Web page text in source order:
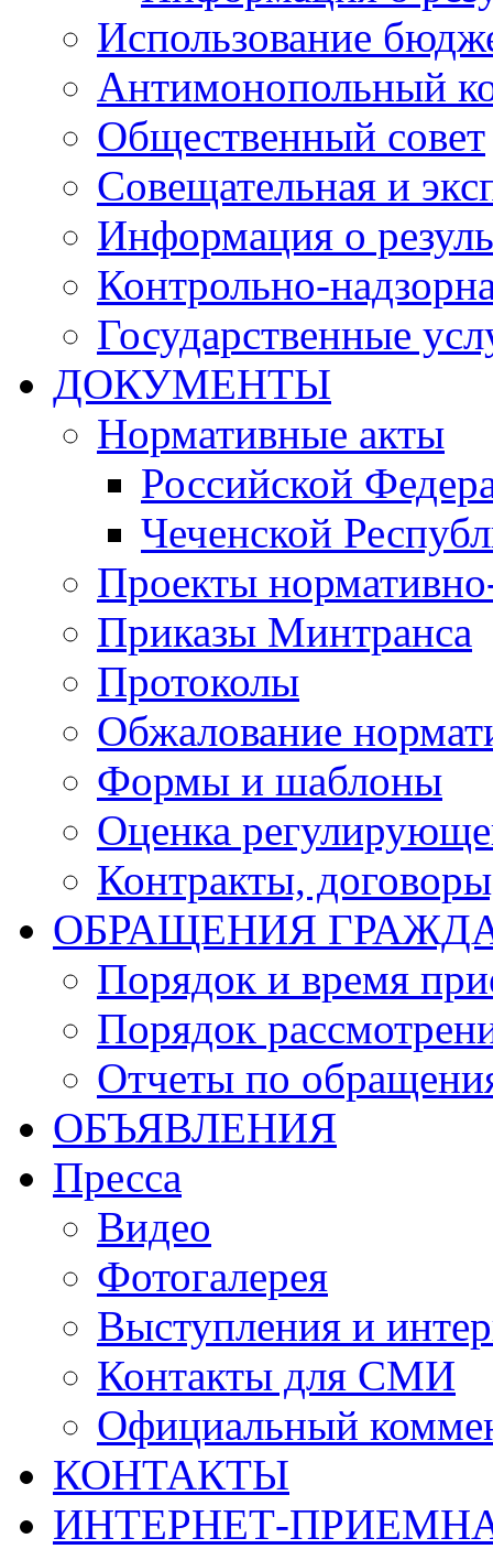
Использование
Антимонопольный
Общественный совет
Совещательная и
Информация о
Контрольно-
Государственные
ДОКУМЕНТЫ
Нормативные акты
Российской
Чеченской
Проекты
Приказы Минтранса
Протоколы
Обжалование
Формы и шаблоны
Оценка
Контракты,
ОБРАЩЕНИЯ
Порядок и время
Порядок
Отчеты по
ОБЪЯВЛЕНИЯ
Пресса
Видео
Фотогалерея
Выступления и
Контакты для СМИ
Официальный
КОНТАКТЫ
ИНТЕРНЕТ-